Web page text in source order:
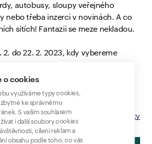
autobusy, sloupy veřejného
nebo třeba inzerci v novinách. A co
sítích! Fantazii se meze nekladou.
2. do 22. 2. 2023, kdy vybereme
Všechny novinky
o cookies
využíváme typy cookies,
ke správnému
S vaším souhlasem
i další soubory cookies
cílení reklam a
obsahu podle toho, co vás